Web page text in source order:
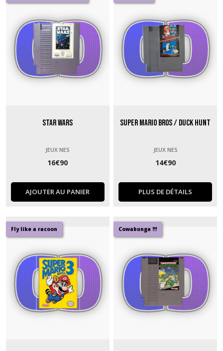
Star Wars
JEUX NES
16€90
AJOUTER AU PANIER
Super Mario Bros / Duck Hunt
JEUX NES
14€90
PLUS DE DÉTAILS
Fly like a racoon Cowabunga !!!